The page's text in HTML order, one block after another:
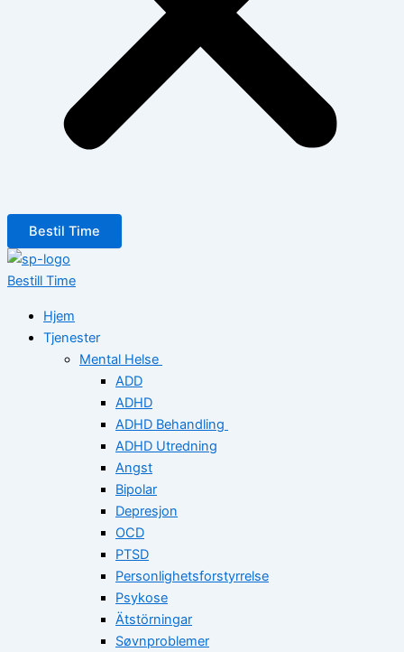
Bestil Time
Bestill Time
Hjem
Tjenester
Mental Helse
ADD
ADHD
ADHD Behandling
ADHD Utredning
Angst
Bipolar
Depresjon
OCD
PTSD
Personlighetsforstyrrelse
Psykose
Ätstörningar
Søvnproblemer